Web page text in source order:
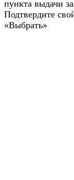
пункта выдачи
Подтвердите
«Выбрать»